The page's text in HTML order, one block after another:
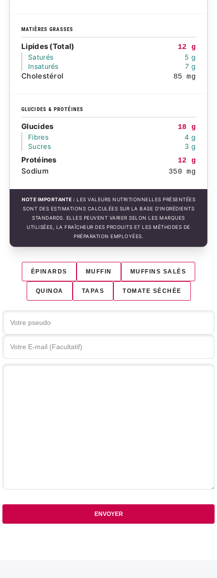
MATIÈRES GRASSES
Lipides (Total)
12 g
Saturés
5 g
Insaturés
7 g
Cholestérol 85 mg
GLUCIDES & PROTÉINES
Glucides
18 g
Fibres
4 g
Sucres
3 g
Protéines 12 g
Sodium 350 mg
NOTE IMPORTANTE : LES VALEURS NUTRITIONNELLES PRÉSENTÉES
SONT DES ESTIMATIONS CALCULÉES SUR LA BASE D'INGRÉDIENTS
STANDARDS. ELLES PEUVENT VARIER SELON LES MARQUES
UTILISÉES, LA FRAÎCHEUR DES PRODUITS ET LES MÉTHODES DE
PRÉPARATION EMPLOYÉES.
ÉPINARDS MUFFIN MUFFINS SALÉS
QUINOA TAPAS TOMATE SÉCHÉE
Votre commentaire
ENVOYER